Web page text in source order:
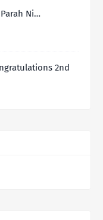
Ni…
2nd